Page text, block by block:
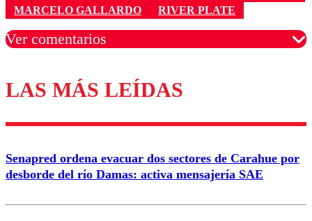
MARCELO GALLARDO
RIVER PLATE
Ver comentarios
Los comentarios son moderados para garantizar un
diálogo respetuoso.
Correo
LAS MÁS LEÍDAS
Senapred ordena evacuar dos sectores de Carahue por
desborde del río Damas: activa mensajería SAE